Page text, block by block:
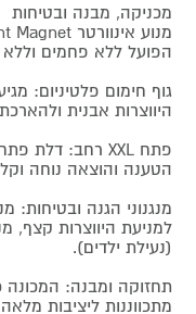
מכניקה, מבנה ובטיחות
הפועל ללא פחמים
גוף חימום פלטיניום:
היווצרות אבנית
הטענה והוצאה נוחה
מנגנוני הגנה ובטיחות:
למניעת היווצרות קצף,
(נעילת ילדים).
מתכווננות ליציבות